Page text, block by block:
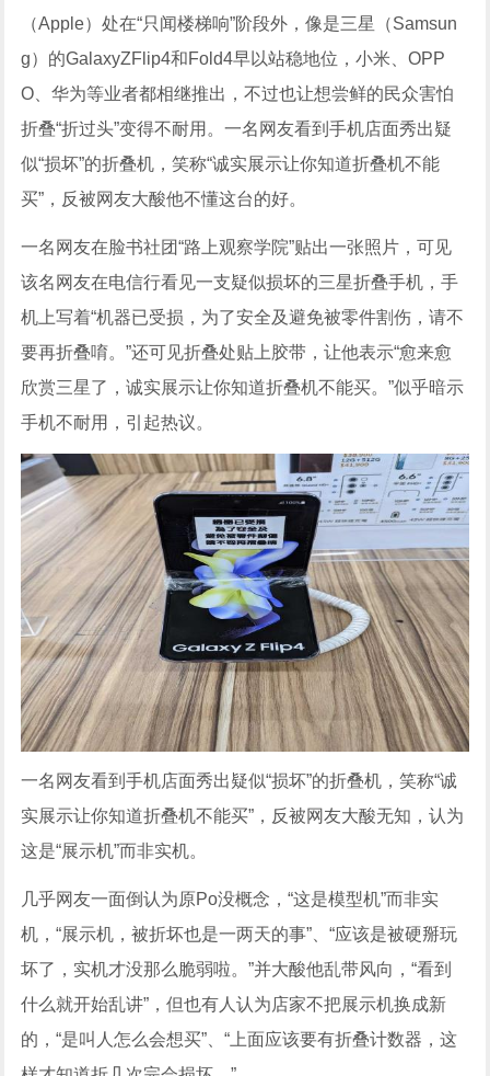
（Apple）处在“只闻楼梯响”阶段外，像是三星（Samsun
g）的GalaxyZFlip4和Fold4早以站稳地位，小米、OPP
O、华为等业者都相继推出，不过也让想尝鲜的民众害怕
折叠“折过头”变得不耐用。一名网友看到手机店面秀出疑
似“损坏”的折叠机，笑称“诚实展示让你知道折叠机不能
买”，反被网友大酸他不懂这台的好。
一名网友在脸书社团“路上观察学院”贴出一张照片，可见
该名网友在电信行看见一支疑似损坏的三星折叠手机，手
机上写着“机器已受损，为了安全及避免被零件割伤，请不
要再折叠唷。”还可见折叠处贴上胶带，让他表示“愈来愈
欣赏三星了，诚实展示让你知道折叠机不能买。”似乎暗示
手机不耐用，引起热议。
一名网友看到手机店面秀出疑似“损坏”的折叠机，笑称“诚
实展示让你知道折叠机不能买”，反被网友大酸无知，认为
这是“展示机”而非实机。
几乎网友一面倒认为原Po没概念，“这是模型机”而非实
机，“展示机，被折坏也是一两天的事”、“应该是被硬掰玩
坏了，实机才没那么脆弱啦。”并大酸他乱带风向，“看到
什么就开始乱讲”，但也有人认为店家不把展示机换成新
的，“是叫人怎么会想买”、“上面应该要有折叠计数器，这